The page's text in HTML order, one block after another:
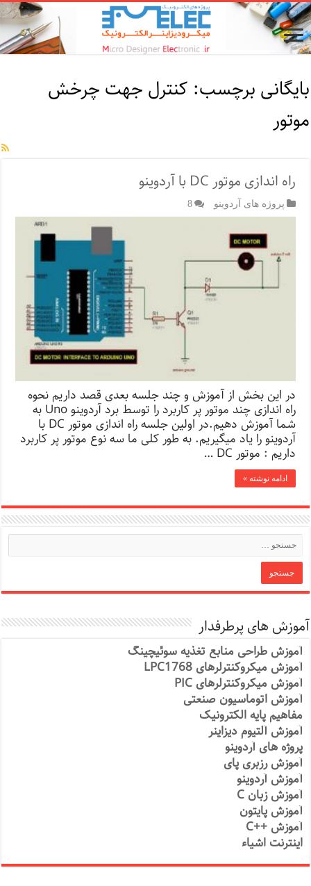
بایگانی برچسب: کنترل جهت چرخش
موتور
راه اندازی موتور DC با آردوینو
پروژه های آردوینو 8
در این بخش از آموزش و چند جلسه بعدی قصد داریم نحوه
راه اندازی چند موتور پر کاربرد را توسط برد آردوینو Uno به
شما آموزش دهیم.در اولین جلسه راه اندازی موتور DC با
آردوینو را یاد میگیریم. به طور کلی ما سه نوع موتور پر کاربرد
داریم : موتور DC …
ادامه نوشته »
آموزش های پرطرفدار
آموزش طراحی منابع تغذیه سوئیچینگ
آموزش میکروکنترلرهای LPC1768
آموزش میکروکنترلرهای PIC
آموزش اتوماسیون صنعتی
مفاهیم پایه الکترونیک
آموزش آلتیوم دیزاینر
پروژه های آردوینو
آموزش رزبری پای
آموزش آردوینو
آموزش زبان C
آموزش پایتون
آموزش ++C
اینترنت اشیاء